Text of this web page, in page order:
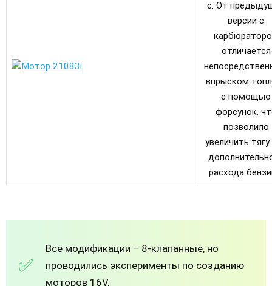
с. От
версии с
отличается
впрыском
с помощью
форсунок,
позволило
увеличить
расхода
Все модификации – 8-клапанные, но
проводились эксперименты по созданию
моторов 16V.